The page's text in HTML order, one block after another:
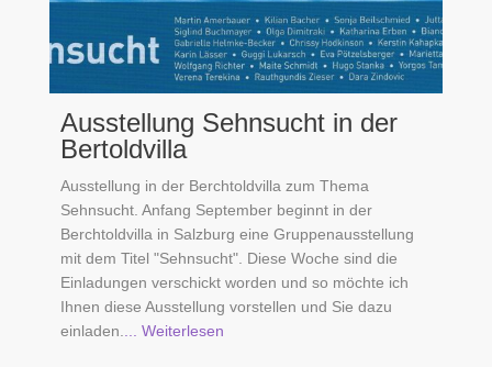
Ausstellung Sehnsucht in der
Bertoldvilla
Ausstellung in der Berchtoldvilla zum Thema
Sehnsucht. Anfang September beginnt in der
Berchtoldvilla in Salzburg eine Gruppenausstellung
mit dem Titel "Sehnsucht". Diese Woche sind die
Einladungen verschickt worden und so möchte ich
Ihnen diese Ausstellung vorstellen und Sie dazu
einladen.
... Weiterlesen